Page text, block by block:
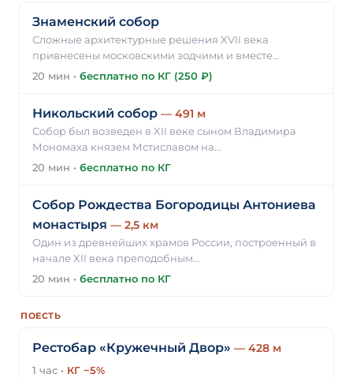
Знаменский собор
Сложные архитектурные решения XVII века
привнесены московскими зодчими и вместе…
20 мин · бесплатно по КГ (250 ₽)
Никольский собор — 491 м
Собор был возведен в XII веке сыном Владимира
Мономаха князем Мстиславом на…
20 мин · бесплатно по КГ
Собор Рождества Богородицы Антониева
монастыря — 2,5 км
Один из древнейших храмов России, построенный в
начале XII века преподобным…
20 мин · бесплатно по КГ
ПОЕСТЬ
Рестобар «Кружечный Двор» — 428 м
1 час · КГ −5%